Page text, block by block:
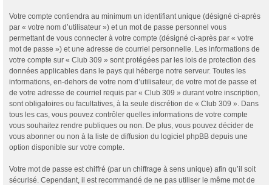
Votre compte contiendra au minimum un identifiant unique (désigné ci-après
par « votre nom d’utilisateur ») et un mot de passe personnel vous
permettant de vous connecter à votre compte (désigné ci-après par « votre
mot de passe ») et une adresse de courriel personnelle. Les informations de
votre compte sur « Club 309 » sont protégées par les lois de protection des
données applicables dans le pays qui héberge notre serveur. Toutes les
informations, en-dehors de votre nom d’utilisateur, de votre mot de passe et
de votre adresse de courriel requis par « Club 309 » durant votre inscription,
sont obligatoires ou facultatives, à la seule discrétion de « Club 309 ». Dans
tous les cas, vous pouvez contrôler quelles informations de votre compte
vous souhaitez rendre publiques ou non. De plus, vous pouvez décider de
vous abonner ou non à la liste de diffusion du logiciel phpBB depuis une
option disponible sur votre compte.
Votre mot de passe est chiffré (par un chiffrage à sens unique) afin qu’il soit
sécurisé. Cependant, il est recommandé de ne pas utiliser le même mot de